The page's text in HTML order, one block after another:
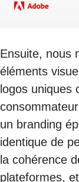
Ensuite, nous
éléments
logos uniques
un branding
identique de
la cohérence
plateformes,